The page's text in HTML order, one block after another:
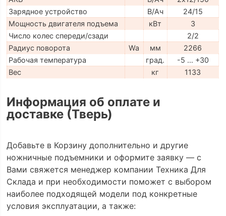
Зарядное устройство
В/Ач
24/15
Мощность двигателя подъема
кВт
3
Число колес спереди/сзади
2/2
Радиус поворота
Wa мм
2266
Рабочая температура
град.
-5 … +30
Вес
кг 1133
Информация об оплате и
доставке (Тверь)
Добавьте в Корзину дополнительно и другие
ножничные подъемники и оформите заявку — с
Вами свяжется менеджер компании Техника Для
Склада и при необходимости поможет с выбором
наиболее подходящей модели под конкретные
условия эксплуатации, а также: